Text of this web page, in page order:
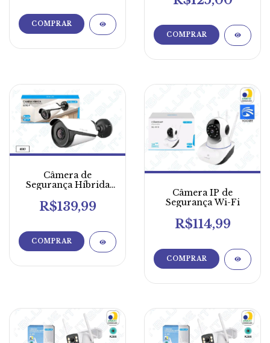
Câmera de
Segurança Híbrida
R$139,99
Câmera IP de
Segurança Wi-Fi
R$114,99